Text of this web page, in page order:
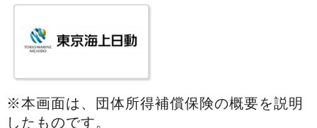
※本画面は、団体所得補償保険の概要を説明
したものです。